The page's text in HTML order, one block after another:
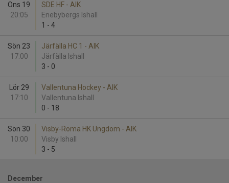
Ons 19
20:05
SDE HF - AIK
Enebybergs Ishall
1 - 4
Sön 23
17:00
Järfälla HC 1 - AIK
Järfälla Ishall
3 - 0
Lör 29
17:10
Vallentuna Hockey - AIK
Vallentuna Ishall
0 - 18
Sön 30
10:00
Visby-Roma HK Ungdom - AIK
Visby Ishall
3 - 5
December